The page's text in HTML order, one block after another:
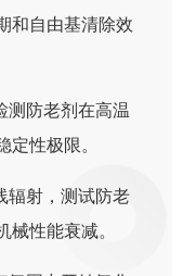
和自由基清除效
测防老剂在高温
定性极限。
辐射，测试防老
械性能衰减。